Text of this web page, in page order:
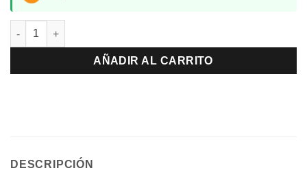
J Stars Victory VS PS3 cantidad
AÑADIR AL CARRITO
DESCRIPCIÓN